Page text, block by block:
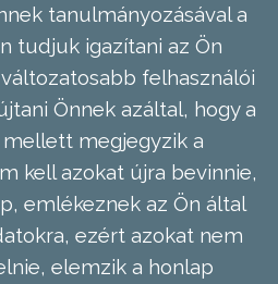
tanulmányozásával a
tudjuk igazítani az Ön
felhasználói
Önnek azáltal, hogy a
megjegyzik a
kell azokat újra bevinnie,
emlékeznek az Ön által
ezért azokat nem
elemzik a honlap